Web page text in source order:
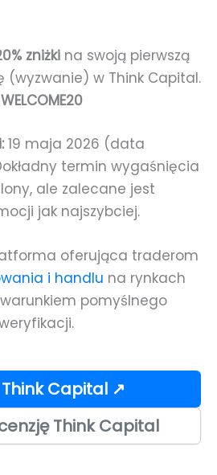
zniżki na swoją pierwszą
(wyzwanie) w Think Capital.
WELCOME20
19 maja 2026 (data
termin wygaśnięcia
ale zalecane jest
jak najszybciej.
oferująca traderom
i handlu na rynkach
pomyślnego
Capital ↗
Think Capital